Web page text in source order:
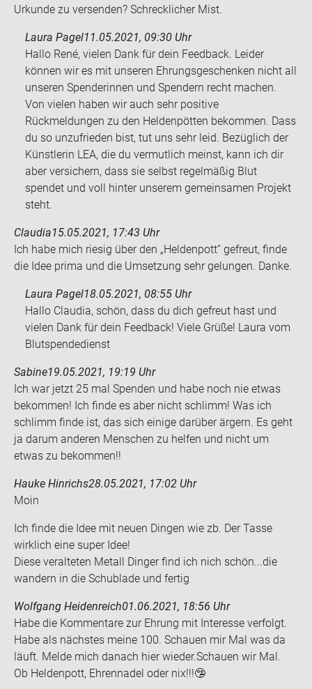
Ur­kun­de zu ver­sen­den? Schreck­li­cher Mist.
Laura Pagel11.05.2021, 09:30 Uhr
Hallo René, vielen Dank für dein Feedback. Leider
können wir es mit unseren Ehrungsgeschenken nicht all
unseren Spenderinnen und Spendern recht machen.
Von vielen haben wir auch sehr positive
Rückmeldungen zu den Heldenpötten bekommen. Dass
du so unzufrieden bist, tut uns sehr leid. Bezüglich der
Künstlerin LEA, die du vermutlich meinst, kann ich dir
aber versichern, dass sie selbst regelmäßig Blut
spendet und voll hinter unserem gemeinsamen Projekt
steht.
Claudia15.05.2021, 17:43 Uhr
Ich habe mich rie­sig über den „Hel­den­pott“ ge­freut, finde
die Idee prima und die Um­set­zung sehr ge­lun­gen. Danke.
Laura Pagel18.05.2021, 08:55 Uhr
Hallo Claudia, schön, dass du dich gefreut hast und
vielen Dank für dein Feedback! Viele Grüße! Laura vom
Blutspendedienst
Sabine19.05.2021, 19:19 Uhr
Ich war jetzt 25 mal Spen­den und habe noch nie etwas
be­kom­men! Ich finde es aber nicht schlimm! Was ich
schlimm finde ist, das sich ei­ni­ge dar­über är­gern. Es geht
ja darum an­de­ren Men­schen zu hel­fen und nicht um
etwas zu be­kom­men!!
Hauke Hinrichs28.05.2021, 17:02 Uhr
Moin
Ich finde die Idee mit neuen Din­gen wie zb. Der Tasse
wirk­lich eine super Idee!
Diese ver­al­te­ten Me­tall Din­ger find ich nich schön...die
wan­dern in die Schub­la­de und fer­tig
Wolfgang Heidenreich01.06.2021, 18:56 Uhr
Habe die Kom­men­ta­re zur Eh­rung mit In­ter­es­se ver­folgt.
Habe als nächs­tes meine 100. Schau­en mir Mal was da
läuft. Melde mich da­nach hier wie­der.Schau­en wir Mal.
Ob Hel­den­pott, Eh­ren­na­del oder nix!!!🤥